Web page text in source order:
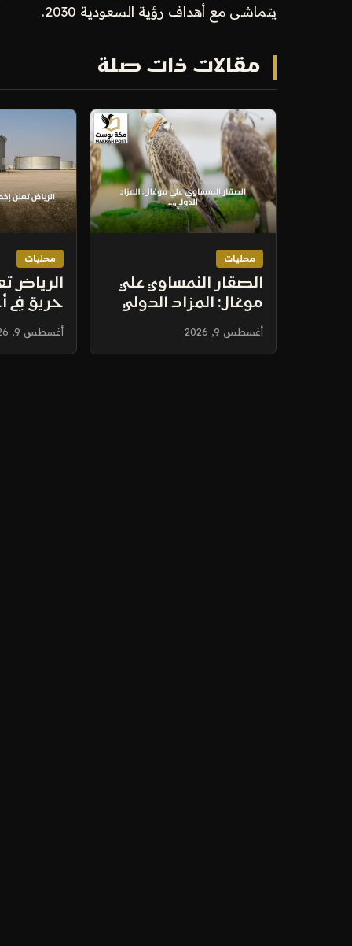
يتماشى مع أهداف رؤية السعودية 2030.
مقالات ذات صلة
محليات
الصقار النمساوي علي
موغال: المزاد الدولي
للصقور سوق موثوقة
تعزز ثقة المزارع
أغسطس 9, 2026
محليات
الرياض
حريق في
أرامكو
إصابات
أغسطس 9, 2026